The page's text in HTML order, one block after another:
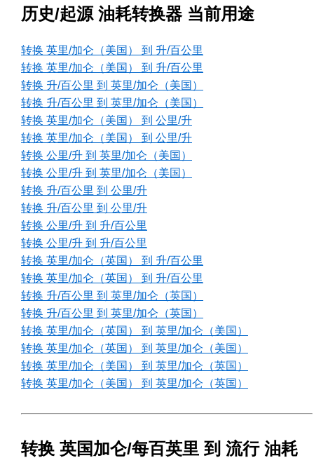
历史/起源 油耗转换器 当前用途
转换 英里/加仑（美国） 到 升/百公里
转换 英里/加仑（美国） 到 升/百公里
转换 升/百公里 到 英里/加仑（美国）
转换 升/百公里 到 英里/加仑（美国）
转换 英里/加仑（美国） 到 公里/升
转换 英里/加仑（美国） 到 公里/升
转换 公里/升 到 英里/加仑（美国）
转换 公里/升 到 英里/加仑（美国）
转换 升/百公里 到 公里/升
转换 升/百公里 到 公里/升
转换 公里/升 到 升/百公里
转换 公里/升 到 升/百公里
转换 英里/加仑（英国） 到 升/百公里
转换 英里/加仑（英国） 到 升/百公里
转换 升/百公里 到 英里/加仑（英国）
转换 升/百公里 到 英里/加仑（英国）
转换 英里/加仑（英国） 到 英里/加仑（美国）
转换 英里/加仑（英国） 到 英里/加仑（美国）
转换 英里/加仑（美国） 到 英里/加仑（英国）
转换 英里/加仑（美国） 到 英里/加仑（英国）
转换 英国加仑/每百英里 到 流行 油耗